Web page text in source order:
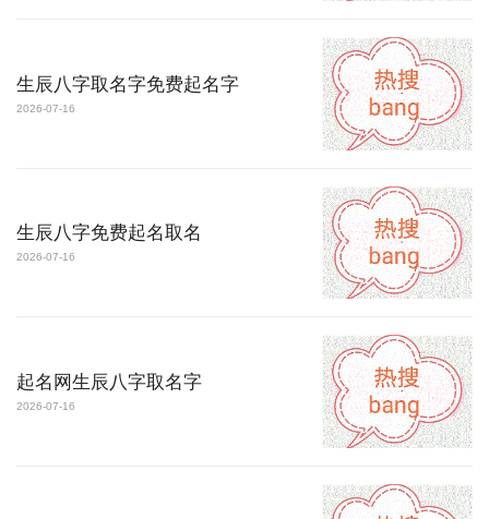
生辰八字取名字免费起名字
2026-07-16
生辰八字免费起名取名
2026-07-16
起名网生辰八字取名字
2026-07-16